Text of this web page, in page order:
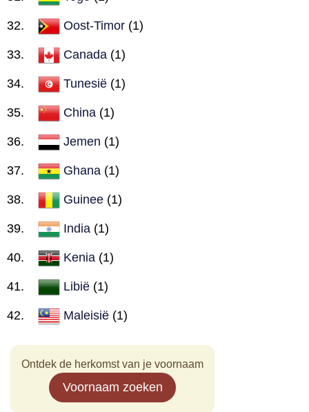
Oost-Timor (1)
Canada (1)
Tunesië (1)
China (1)
Jemen (1)
Ghana (1)
Guinee (1)
India (1)
Kenia (1)
Libië (1)
Maleisië (1)
Ontdek de herkomst van je voornaam
Voornaam zoeken